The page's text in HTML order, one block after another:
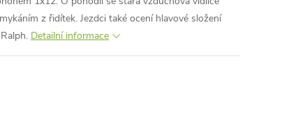
z řidítek. Jezdci také ocení hlavové složení
Detailní informace